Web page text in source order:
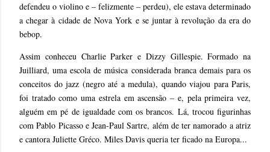
defendeu o violino e – felizmente – perdeu), ele estava determinado
a chegar à cidade de Nova York e se juntar à revolução da era do
bebop.
Assim conheceu Charlie Parker e Dizzy Gillespie. Formado na
Juilliard, uma escola de música considerada branca demais para os
conceitos do jazz (negro até a medula), quando viajou para Paris,
foi tratado como uma estrela em ascensão – e, pela primeira vez,
alguém em pé de igualdade com os brancos. Lá, trocou figurinhas
com Pablo Picasso e Jean-Paul Sartre, além de ter namorado a atriz
e cantora Juliette Gréco. Miles Davis queria ter ficado na Europa...